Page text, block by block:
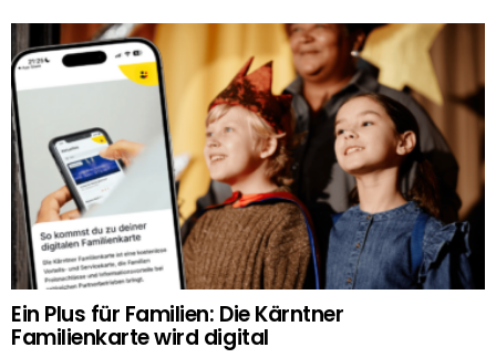
Ein Plus für Familien: Die Kärntner
Familienkarte wird digital